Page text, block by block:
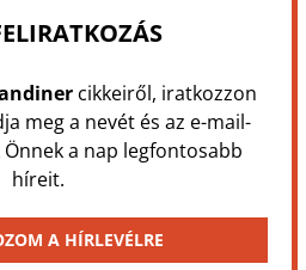
cikkeiről, iratkozzon
meg a nevét és az e-mail-
a nap legfontosabb
híreit.
A HÍRLEVÉLRE